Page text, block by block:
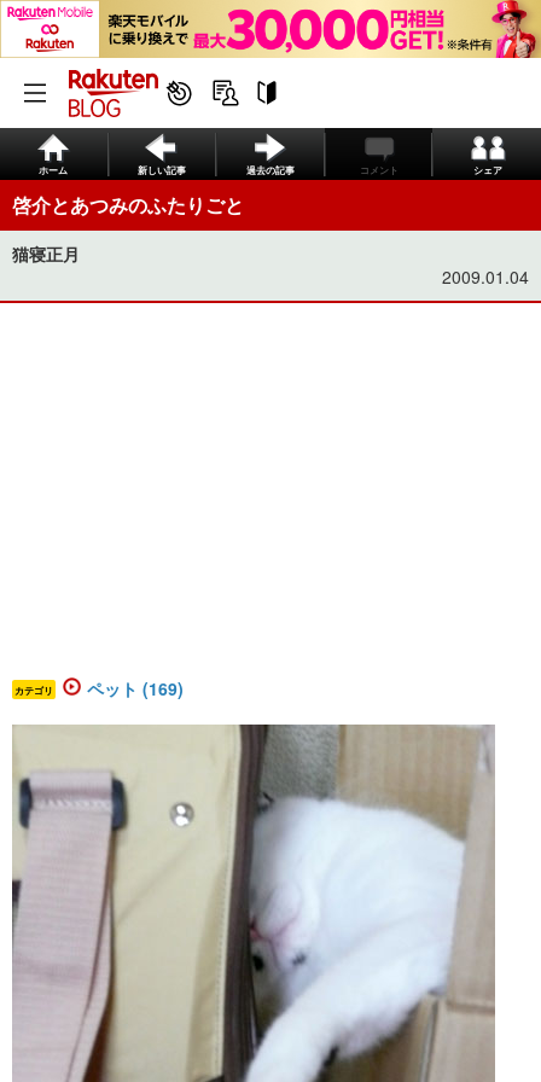
ホーム 新しい記事 過去の記事 コメント シェア
啓介とあつみのふたりごと
猫寝正月
2009.01.04
カテゴリ ペット (169)